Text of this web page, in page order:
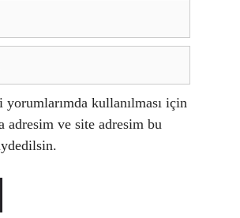
yorumlarımda kullanılması için
adresim ve site adresim bu